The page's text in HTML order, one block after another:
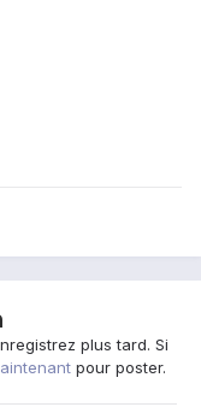
plus tard. Si
pour poster.